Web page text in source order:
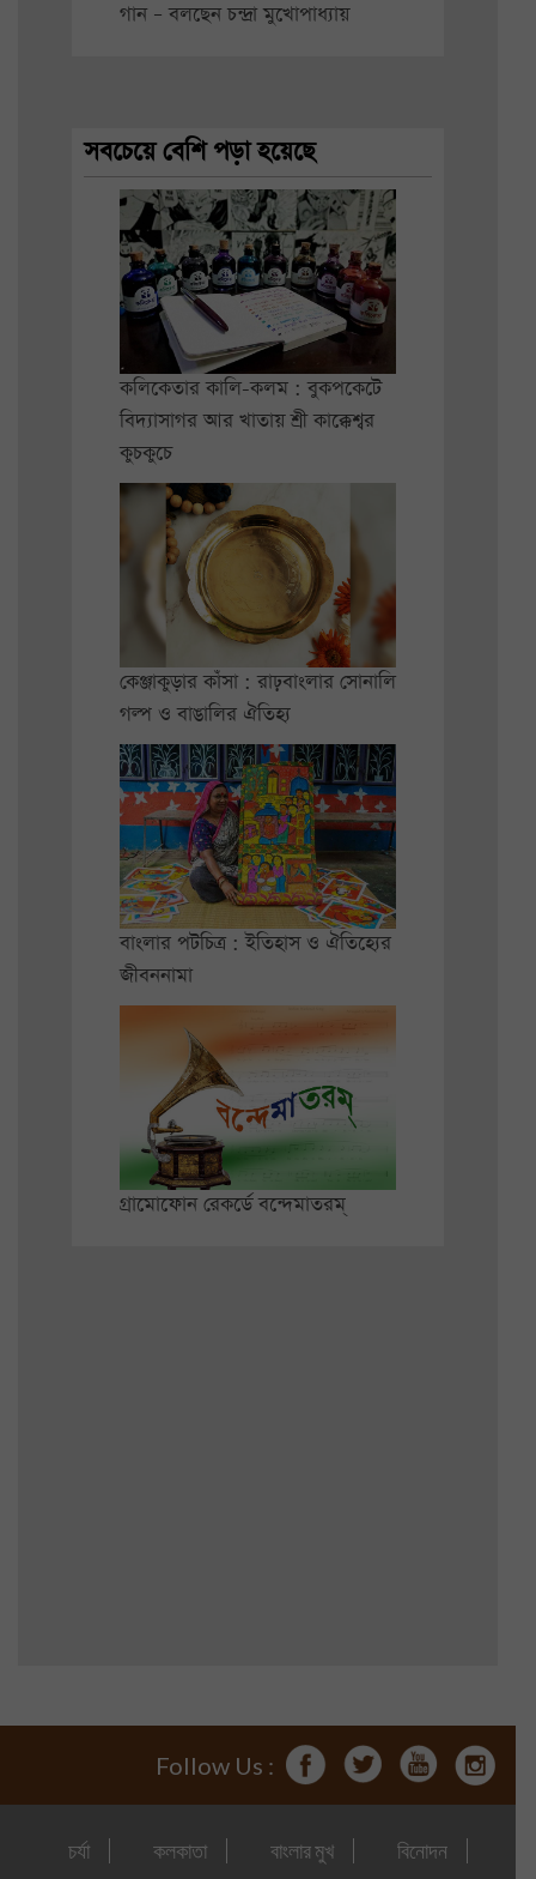
গান – বলছেন চন্দ্রা মুখোপাধ্যায়
সবচেয়ে বেশি পড়া হয়েছে
কলিকেতার কালি-কলম : বুকপকেটে
বিদ্যাসাগর আর খাতায় শ্রী কাক্কেশ্বর
কুচকুচে
কেঞ্জাকুড়ার কাঁসা : রাঢ়বাংলার সোনালি
গল্প ও বাঙালির ঐতিহ্য
বাংলার পটচিত্র : ইতিহাস ও ঐতিহ্যের
জীবননামা
গ্রামোফোন রেকর্ডে বন্দেমাতরম্
Follow Us :
চর্যা কলকাতা বাংলার মুখ বিনোদন